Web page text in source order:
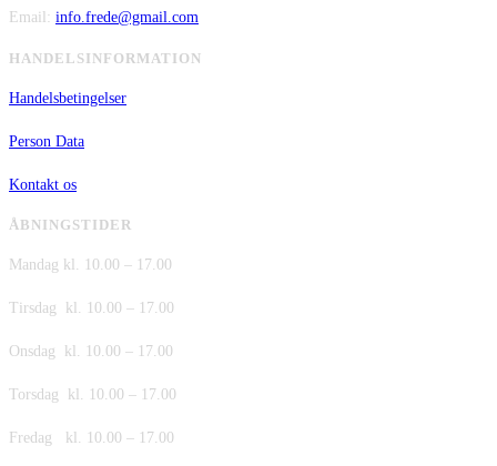
Email: info.frede@gmail.com
HANDELSINFORMATION
Handelsbetingelser
Person Data
Kontakt os
ÅBNINGSTIDER
Mandag kl. 10.00 – 17.00
Tirsdag kl. 10.00 – 17.00
Onsdag kl. 10.00 – 17.00
Torsdag kl. 10.00 – 17.00
Fredag kl. 10.00 – 17.00